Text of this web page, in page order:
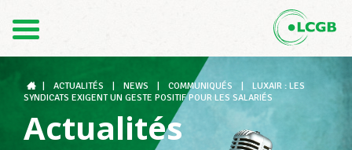
DE
Le LCGB
ACTUALITÉS NEWS COMMUNIQUÉS
LUXAIR : LES
SYNDICATS EXIGENT UN GESTE POSITIF POUR LES SALARIÉS
Actualités